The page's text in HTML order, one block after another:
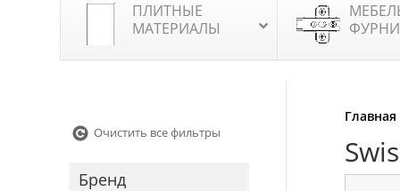
ПЛИТНЫЕ
МАТЕРИАЛЫ
Главная
Очистить все фильтры
Бренд